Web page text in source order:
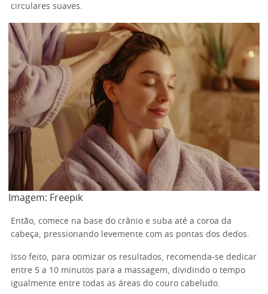
circulares suaves.
Imagem: Freepik
Então, comece na base do crânio e suba até a coroa da
cabeça, pressionando levemente com as pontas dos dedos.
Isso feito, para otimizar os resultados, recomenda-se dedicar
entre 5 a 10 minutos para a massagem, dividindo o tempo
igualmente entre todas as áreas do couro cabeludo.